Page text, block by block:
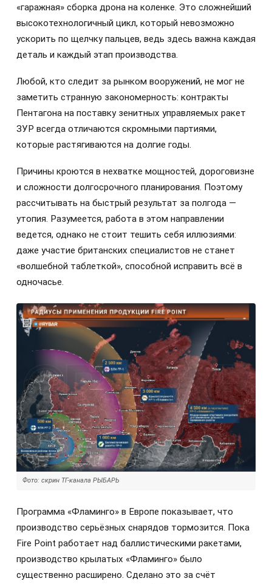
«гаражная» сборка дрона на коленке. Это сложнейший
высокотехнологичный цикл, который невозможно
ускорить по щелчку пальцев, ведь здесь важна каждая
деталь и каждый этап производства.
Любой, кто следит за рынком вооружений, не мог не
заметить странную закономерность: контракты
Пентагона на поставку зенитных управляемых ракет
ЗУР всегда отличаются скромными партиями,
которые растягиваются на долгие годы.
Причины кроются в нехватке мощностей, дороговизне
и сложности долгосрочного планирования. Поэтому
рассчитывать на быстрый результат за полгода —
утопия. Разумеется, работа в этом направлении
ведется, однако не стоит тешить себя иллюзиями:
даже участие британских специалистов не станет
«волшебной таблеткой», способной исправить всё в
одночасье.
Фото: скрин ТГ-канала РЫБАРЬ
Программа «Фламинго» в Европе показывает, что
производство серьёзных снарядов тормозится. Пока
Fire Point работает над баллистическими ракетами,
производство крылатых «Фламинго» было
существенно расширено. Сделано это за счёт